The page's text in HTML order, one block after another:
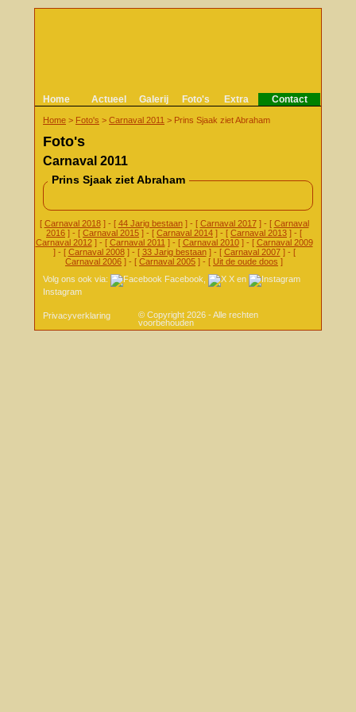
Home Actueel Galerij Foto's Extra Contact
Home > Foto's > Carnaval 2011 > Prins Sjaak ziet Abraham
Foto's
Carnaval 2011
Prins Sjaak ziet Abraham
[ Carnaval 2018] - [ 44 Jarig bestaan] - [ Carnaval 2017] - [ Carnaval
2016 ] - [ Carnaval 2015 ] - [ Carnaval 2014 ] - [ Carnaval 2013 ] - [
Carnaval 2012] - [ Carnaval 2011 ] - [ Carnaval 2010] - [ Carnaval 2009
] - [ Carnaval 2008] - [ 33 Jarig bestaan] - [ Carnaval 2007] - [
Carnaval 2006 ] - [ Carnaval 2005 ] - [ Uit de oude doos ]
Volg ons ook via:
Facebook X en
Instagram
Privacyverklaring
© Copyright 2026 - Alle rechten
voorbehouden